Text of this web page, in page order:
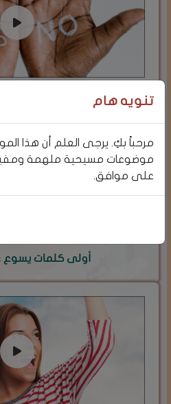
أولى كلمات يسوع
تنويه هام
مرحباً بكِ. يرجى العلم أن هذا
موضوعات مسيحية ملهمة
على موافق.